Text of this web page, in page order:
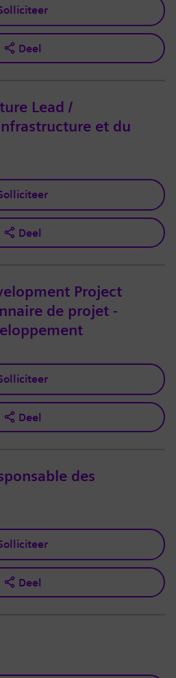
Deel
Lead /
et du
Deel
Project
de projet -
Deel
des
Deel